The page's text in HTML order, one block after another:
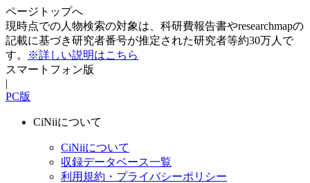
ページトップへ
現時点での人物検索の対象は、科研費報告書やresearchmapの
記載に基づき研究者番号が推定された研究者等約30万人で
す。
※詳しい説明はこちら
スマートフォン版
|
PC版
CiNiiについて
CiNiiについて
収録データベース一覧
利用規約・プライバシーポリシー